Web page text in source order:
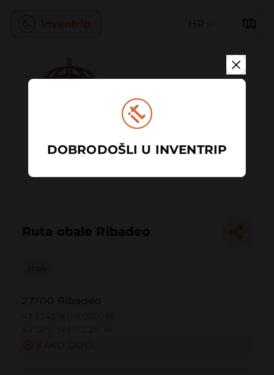
HR
Ruta obale Ribadeo
Staza
27700 Ribadeo
DOBRODOŠLI U INVENTRIP